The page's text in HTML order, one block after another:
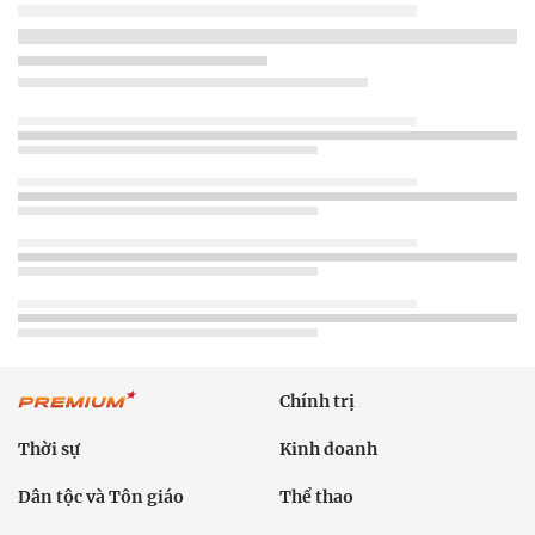
Chính trị
Thời sự Kinh doanh
Dân tộc và Tôn giáo Thể thao